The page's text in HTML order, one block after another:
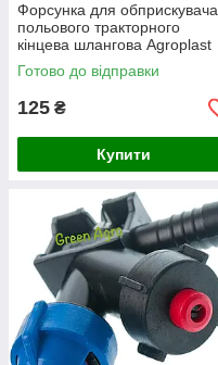
Форсунка для обприскувача
польового тракторного
кінцева шлангова Agroplast
100/08/K серії PRO стандарт
ARAG
Готово до відправки
125 ₴
Купити